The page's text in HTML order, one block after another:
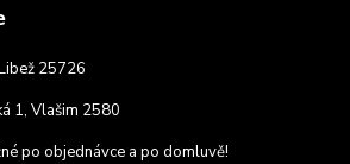
25726
1, Vlašim 2580
po objednávce a po domluvě!